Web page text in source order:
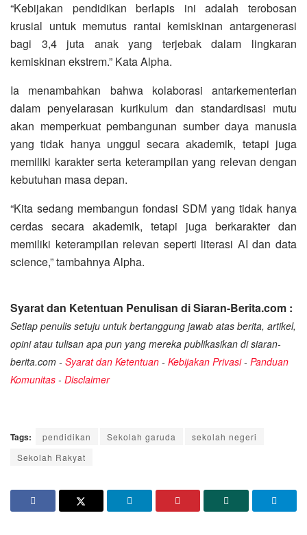
“Kebijakan pendidikan berlapis ini adalah terobosan
krusial untuk memutus rantai kemiskinan antargenerasi
bagi 3,4 juta anak yang terjebak dalam lingkaran
kemiskinan ekstrem.” Kata Alpha.
Ia menambahkan bahwa kolaborasi antarkementerian
dalam penyelarasan kurikulum dan standardisasi mutu
akan memperkuat pembangunan sumber daya manusia
yang tidak hanya unggul secara akademik, tetapi juga
memiliki karakter serta keterampilan yang relevan dengan
kebutuhan masa depan.
“Kita sedang membangun fondasi SDM yang tidak hanya
cerdas secara akademik, tetapi juga berkarakter dan
memiliki keterampilan relevan seperti literasi AI dan data
science,” tambahnya Alpha.
Syarat dan Ketentuan Penulisan di Siaran-Berita.com :
Setiap penulis setuju untuk bertanggung jawab atas berita, artikel,
opini atau tulisan apa pun yang mereka publikasikan di siaran-
berita.com - Syarat dan Ketentuan - Kebijakan Privasi- Panduan
Komunitas - Disclaimer
Tags: pendidikan Sekolah garuda
sekolah negeri
Sekolah Rakyat